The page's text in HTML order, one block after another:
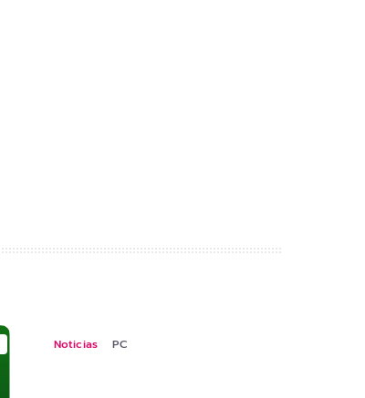
Noticias PC